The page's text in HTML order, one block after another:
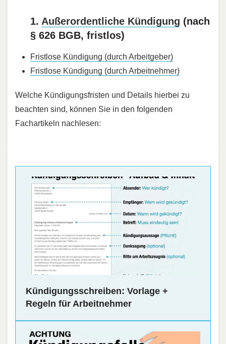
1. Außerordentliche Kündigung (nach
§ 626 BGB, fristlos)
Fristlose Kündigung (durch Arbeitgeber)
Fristlose Kündigung (durch Arbeitnehmer)
Welche Kündigungsfristen und Details hierbei zu
beachten sind, können Sie in den folgenden
Fachartikeln nachlesen:
Kündigungsschreiben: Vorlage +
Regeln für Arbeitnehmer